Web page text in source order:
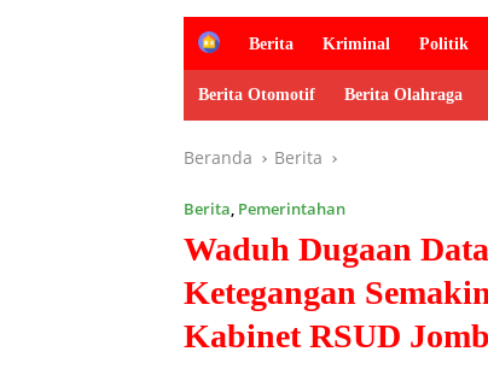
H
m
e
Berita Kriminal Politik
Berita Otomotif Berita Olahraga
Beranda Berita
Berita, Pemerintahan
Waduh Dugaan
Ketegangan
Kabinet RSUD